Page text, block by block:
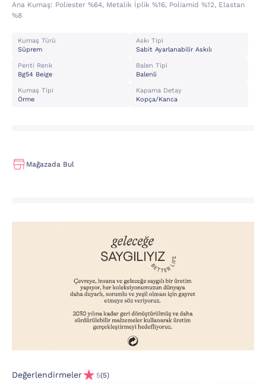
Ana Kumaş: Poli̇ester %64, Metali̇k İpli̇k %16, Poli̇ami̇d %12, Elastan
%8
Kumaş Türü
Süprem
Askı Tipi
Sabit Ayarlanabilir Askılı
Penti Renk
Bg54 Beige
Balen Tipi
Balenli
Kumaş Tipi
Örme
Kapama Detay
Kopça/kanca
Mağazada Bul
Değerlendirmeler 5(5)